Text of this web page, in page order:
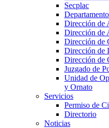
Secplac
Dirección de
Dirección de
Dirección de
Dirección de
Dirección de
Juzgado de
Unidad de
y Ornato
Servicios
Permiso de
Directorio
Noticias